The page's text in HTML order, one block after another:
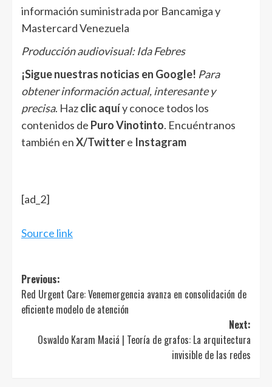
información suministrada por Bancamiga y
Mastercard Venezuela
Producción audiovisual: Ida Febres
¡Sigue nuestras noticias en Google! Para
obtener información actual, interesante y
precisa. Hazclic aquíy conoce todos los
contenidos de Puro Vinotinto. Encuéntranos
también enX/Twittere Instagram
[ad_2]
Source link
Post
navigation
Previous:
Red Urgent Care: Venemergencia avanza en consolidación de
eficiente modelo de atención
Next:
Oswaldo Karam Maciá | Teoría de grafos: La arquitectura
invisible de las redes